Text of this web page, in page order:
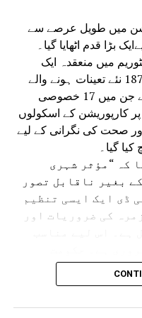
FORMER
رہی ہے بی جے
فیسٹول کے پانچویں
عقیدت
میں طویل عرصے سے
بڑا قدم اٹھایا گیا۔
میں منعقدہ ایک
تقریب میں وزیر اعلیٰ ریکھا گپتا نے 187 نئے تعینات ہونے والے
امیدواروں کو تقرری خط تقسیم کیے جن میں 17 خصوصی
کارپوریشن کے اسکولوں
صحت کی نگرانی کے لیے
گیا۔
کہ “مؤثر شہری
بغیر ناقابل تصور
ڈی ایک ایسی تنظیم
کی ضروریات اور
مضبوط
وسائل اور ضروری